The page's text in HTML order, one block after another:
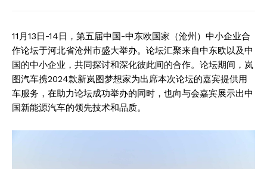
11月13日-14日，第五届中国-中东欧国家（沧州）中小企业合
作论坛于河北省沧州市盛大举办。论坛汇聚来自中东欧以及中
国的中小企业，共同探讨和深化彼此间的合作。论坛期间，岚
图汽车携2024款新岚图梦想家为出席本次论坛的嘉宾提供用
车服务，在助力论坛成功举办的同时，也向与会嘉宾展示出中
国新能源汽车的领先技术和品质。